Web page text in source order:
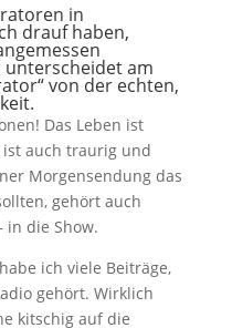
in
drauf haben,
am
von der echten,
Das Leben ist
auch traurig und
Morgensendung das
gehört auch
in die Show.
ich viele Beiträge,
gehört. Wirklich
kitschig auf die